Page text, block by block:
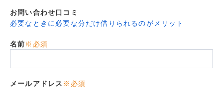
お問い合わせ口コミ
必要なときに必要な分だけ借りられるのがメリット
名前※必須
メールアドレス ※必須